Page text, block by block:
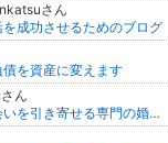
さん
成功させるためのブログ
を資産に変えます
ん
理想の相手との出会いを引き寄せる専門の婚活サポーター！